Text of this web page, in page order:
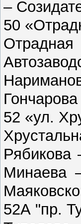
–
50
Гончарова
52 «ул.
Минаева
52А "пр.